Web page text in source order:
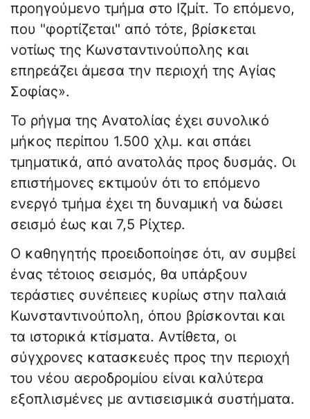
προηγούμενο τμήμα στο Ιζμίτ. Το επόμενο,
που "φορτίζεται" από τότε, βρίσκεται
νοτίως της Κωνσταντινούπολης και
επηρεάζει άμεσα την περιοχή της Αγίας
Σοφίας».
Το ρήγμα της Ανατολίας έχει συνολικό
μήκος περίπου 1.500 χλμ. και σπάει
τμηματικά, από ανατολάς προς δυσμάς. Οι
επιστήμονες εκτιμούν ότι το επόμενο
ενεργό τμήμα έχει τη δυναμική να δώσει
σεισμό έως και 7,5 Ρίχτερ.
Ο καθηγητής προειδοποίησε ότι, αν συμβεί
ένας τέτοιος σεισμός, θα υπάρξουν
τεράστιες συνέπειες κυρίως στην παλαιά
Κωνσταντινούπολη, όπου βρίσκονται και
τα ιστορικά κτίσματα. Αντίθετα, οι
σύγχρονες κατασκευές προς την περιοχή
του νέου αεροδρομίου είναι καλύτερα
εξοπλισμένες με αντισεισμικά συστήματα.